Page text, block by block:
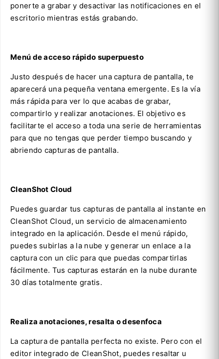
ponerte a grabar y desactivar las notificaciones en el
escritorio mientras estás grabando.
Menú de acceso rápido superpuesto
Justo después de hacer una captura de pantalla, te
aparecerá una pequeña ventana emergente. Es la vía
más rápida para ver lo que acabas de grabar,
compartirlo y realizar anotaciones. El objetivo es
facilitarte el acceso a toda una serie de herramientas
para que no tengas que perder tiempo buscando y
abriendo capturas de pantalla.
CleanShot Cloud
Puedes guardar tus capturas de pantalla al instante en
CleanShot Cloud, un servicio de almacenamiento
integrado en la aplicación. Desde el menú rápido,
puedes subirlas a la nube y generar un enlace a la
captura con un clic para que puedas compartirlas
fácilmente. Tus capturas estarán en la nube durante
30 días totalmente gratis.
Realiza anotaciones, resalta o desenfoca
La captura de pantalla perfecta no existe. Pero con el
editor integrado de CleanShot, puedes resaltar u